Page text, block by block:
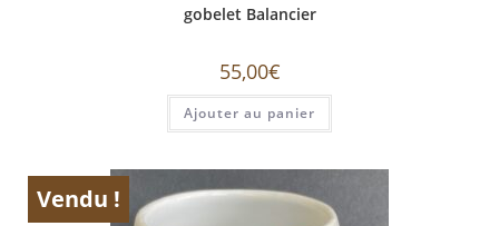
gobelet Balancier
55,00€
Ajouter au panier
Vendu !
ÉPUISÉ